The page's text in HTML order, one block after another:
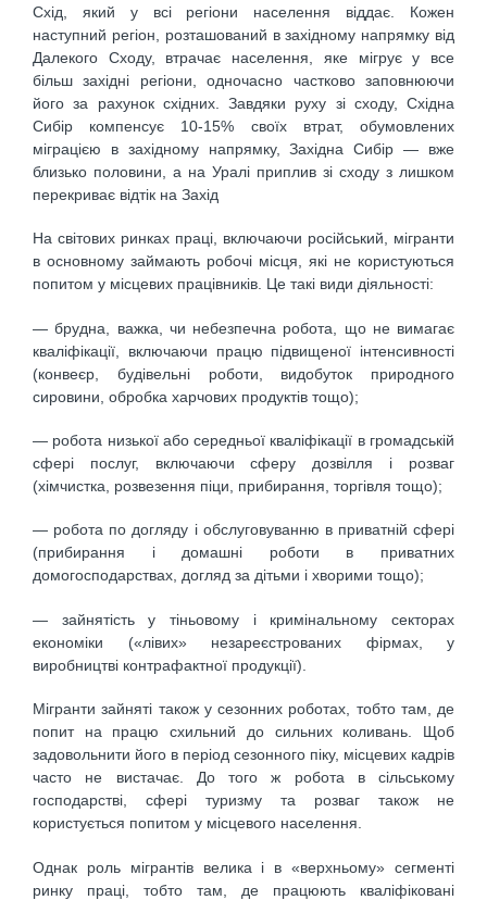
Схід, який у всі регіони населення віддає. Кожен
наступний регіон, розташований в західному напрямку від
Далекого Сходу, втрачає населення, яке мігрує у все
більш західні регіони, одночасно частково заповнюючи
його за рахунок східних. Завдяки руху зі сходу, Східна
Сибір компенсує 10-15% своїх втрат, обумовлених
міграцією в західному напрямку, Західна Сибір — вже
близько половини, а на Уралі приплив зі сходу з лишком
перекриває відтік на Захід
На світових ринках праці, включаючи російський, мігранти
в основному займають робочі місця, які не користуються
попитом у місцевих працівників. Це такі види діяльності:
— брудна, важка, чи небезпечна робота, що не вимагає
кваліфікації, включаючи працю підвищеної інтенсивності
(конвеєр, будівельні роботи, видобуток природного
сировини, обробка харчових продуктів тощо);
— робота низької або середньої кваліфікації в громадській
сфері послуг, включаючи сферу дозвілля і розваг
(хімчистка, розвезення піци, прибирання, торгівля тощо);
— робота по догляду і обслуговуванню в приватній сфері
(прибирання і домашні роботи в приватних
домогосподарствах, догляд за дітьми і хворими тощо);
— зайнятість у тіньовому і кримінальному секторах
економіки («лівих» незареєстрованих фірмах, у
виробництві контрафактної продукції).
Мігранти зайняті також у сезонних роботах, тобто там, де
попит на працю схильний до сильних коливань. Щоб
задовольнити його в період сезонного піку, місцевих кадрів
часто не вистачає. До того ж робота в сільському
господарстві, сфері туризму та розваг також не
користується попитом у місцевого населення.
Однак роль мігрантів велика і в «верхньому» сегменті
ринку праці, тобто там, де працюють кваліфіковані